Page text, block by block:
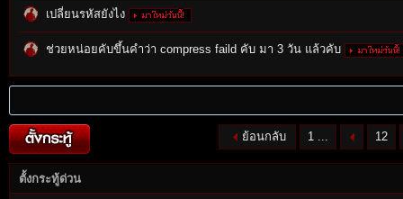
rvi
เปลี่ยนรหัสยังไง
ช่วยหน่อยคับขึ้นคำว่า compress faild คับ มา 3 วัน แล้วคับ
1 ... 12
ย้อนกลับ
ตั้งกระทู้ด่วน